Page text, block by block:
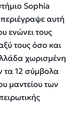
Sophia
αυτή
ενώνει τους
τους όσο και
χωρισμένη
τα 12 σύμβολα
μαντείου των